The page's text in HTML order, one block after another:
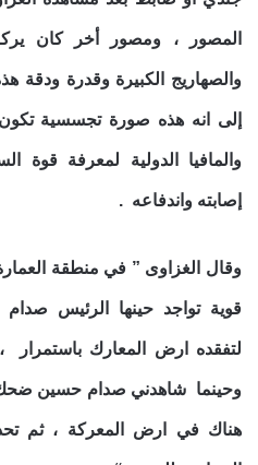
المصور ، ومصور أخر كان
والصهاريج الكبيرة وقدرة ودقة
إلى انه هذه صورة تجسسية
والمافيا الدولية لمعرفة قوة
إصابته واندفاعه .
وقال الغزاوى ” في منطقة
قوية تواجد حينها الرئيس
لتفقده ارض المعارك باستمرار ،
وحينما شاهدني صدام حسين
هناك في ارض المعركة ، ثم